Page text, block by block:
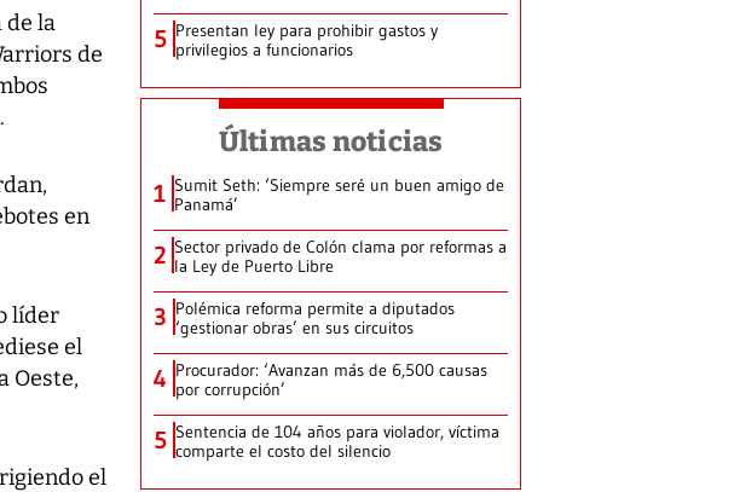
de la
de
en
líder
el
Oeste,
el
5 Presentan ley para prohibir gastos y
privilegios a funcionarios
Últimas noticias
1 Sumit Seth: ‘Siempre seré un buen amigo de
Panamá’
2 Sector privado de Colón clama por reformas a
la Ley de Puerto Libre
3 Polémica reforma permite a diputados
‘gestionar obras’ en sus circuitos
4 Procurador: ‘Avanzan más de 6,500 causas
por corrupción’
5 Sentencia de 104 años para violador, víctima
comparte el costo del silencio